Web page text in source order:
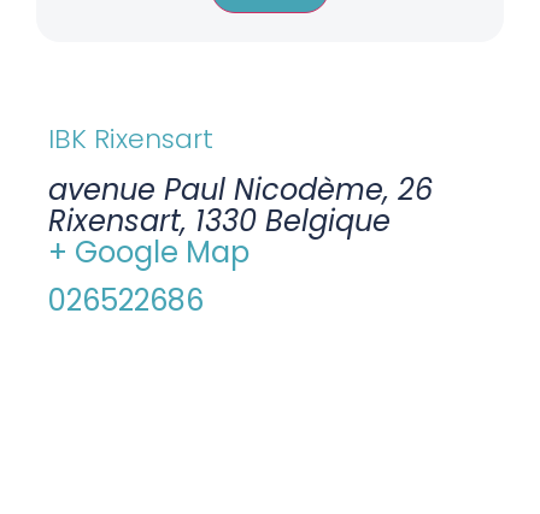
IBK Rixensart
avenue Paul Nicodème, 26
Rixensart, 1330 Belgique
+ Google Map
026522686